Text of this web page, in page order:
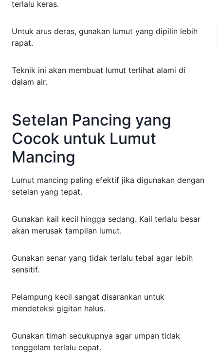
terlalu keras.
Untuk arus deras, gunakan lumut yang dipilin lebih
rapat.
Teknik ini akan membuat lumut terlihat alami di
dalam air.
Setelan Pancing yang
Cocok untuk Lumut
Mancing
Lumut mancing paling efektif jika digunakan dengan
setelan yang tepat.
Gunakan kail kecil hingga sedang. Kail terlalu besar
akan merusak tampilan lumut.
Gunakan senar yang tidak terlalu tebal agar lebih
sensitif.
Pelampung kecil sangat disarankan untuk
mendeteksi gigitan halus.
Gunakan timah secukupnya agar umpan tidak
tenggelam terlalu cepat.